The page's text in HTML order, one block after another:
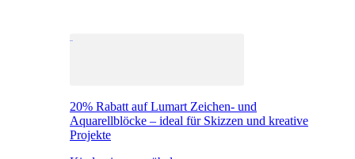
20% Rabatt auf Lumart Zeichen- und
Aquarellblöcke – ideal für Skizzen und kreative
Projekte